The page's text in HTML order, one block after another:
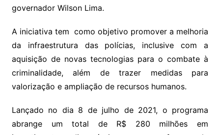
governador Wilson Lima.
A iniciativa tem como objetivo promover a melhoria
da infraestrutura das polícias, inclusive com a
aquisição de novas tecnologias para o combate à
criminalidade, além de trazer medidas para
valorização e ampliação de recursos humanos.
Lançado no dia 8 de julho de 2021, o programa
abrange um total de R$ 280 milhões em